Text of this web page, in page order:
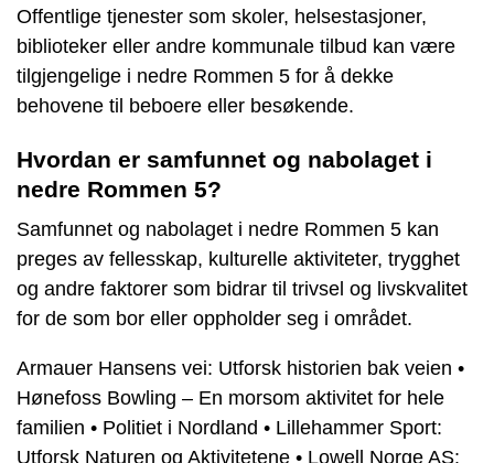
Offentlige tjenester som skoler, helsestasjoner,
biblioteker eller andre kommunale tilbud kan være
tilgjengelige i nedre Rommen 5 for å dekke
behovene til beboere eller besøkende.
Hvordan er samfunnet og nabolaget i
nedre Rommen 5?
Samfunnet og nabolaget i nedre Rommen 5 kan
preges av fellesskap, kulturelle aktiviteter, trygghet
og andre faktorer som bidrar til trivsel og livskvalitet
for de som bor eller oppholder seg i området.
Armauer Hansens vei: Utforsk historien bak veien •
Hønefoss Bowling – En morsom aktivitet for hele
familien • Politiet i Nordland • Lillehammer Sport:
Utforsk Naturen og Aktivitetene • Lowell Norge AS: